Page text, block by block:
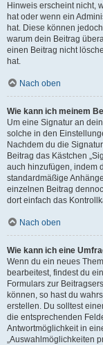
Hinweis erscheint nicht,
hat oder wenn ein
hat. Diese können
warum dein Beitrag
einen Beitrag nicht
hat.
Nach oben
Wie kann ich meinem
Um eine Signatur an
solche in den
Nachdem du die
Beitrag das Kästchen
auch hinzufügen, indem
standardmäßige
einzelnen Beitrag
dort einfach das
Nach oben
Wie kann ich eine
Wenn du ein neues
bearbeitest, findest du
Formulars zur
können, so hast du
erstellen. Du solltest
die entsprechenden
Antwortmöglichkeit in
„Auswahlmöglichkeiten